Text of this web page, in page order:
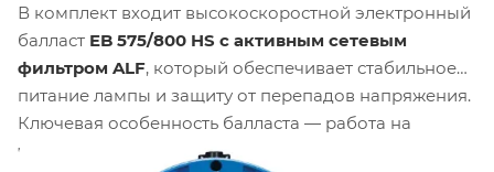
В комплект входит высокоскоростной электронный
балласт EB 575/800 HS с активным сетевым
фильтром ALF, который обеспечивает стабильное
питание лампы и защиту от перепадов напряжения.
Ключевая особенность балласта — работа на
частоте до
, что позволяет вести